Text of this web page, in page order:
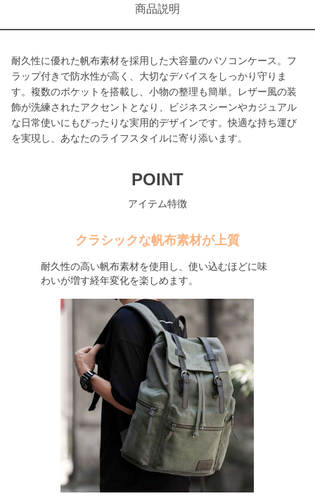
商品説明
耐久性に優れた帆布素材を採用した大容量のパソコンケース。フ
ラップ付きで防水性が高く、大切なデバイスをしっかり守りま
す。複数のポケットを搭載し、小物の整理も簡単。レザー風の装
飾が洗練されたアクセントとなり、ビジネスシーンやカジュアル
な日常使いにもぴったりな実用的デザインです。快適な持ち運び
を実現し、あなたのライフスタイルに寄り添います。
POINT
アイテム特徴
クラシックな帆布素材が上質
耐久性の高い帆布素材を使用し、使い込むほどに味
わいが増す経年変化を楽しめます。